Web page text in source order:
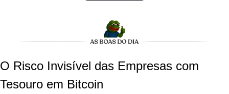
O Risco Invisível das Empresas com
Tesouro em Bitcoin